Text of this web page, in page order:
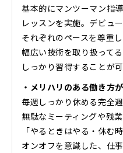
基本的にマンツーマン指
レッスンを実施。デビュ
それぞれのペースを尊重
幅広い技術を取り扱って
しっかり習得することが
・メリハリのある働き方
毎週しっかり休める完全
無駄なミーティングや残
「やるときはやる・休む
オンオフを意識した、仕